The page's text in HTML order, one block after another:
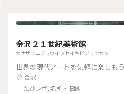
金沢２１世紀美術館
カナザワニジュウイッセイキビジュツカン
世界の現代アートを気軽に楽しもう
金沢
たびレポ, 名所・旧跡